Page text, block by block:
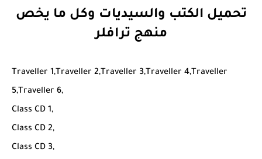
تحميل الكتب والسيديات وكل ما يخص
منهج ترافلر
Traveller 1,Traveller 2,Traveller 3,Traveller 4,Traveller
5,Traveller 6,
Class CD 1,
Class CD 2,
Class CD 3,